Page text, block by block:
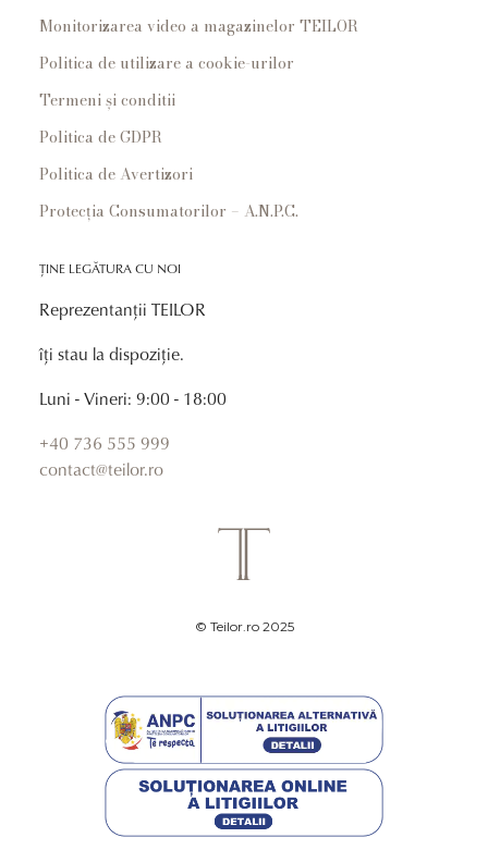
Monitorizarea video a magazinelor TEILOR
Politica de utilizare a cookie-urilor
Termeni și conditii
Politica de GDPR
Politica de Avertizori
Protecția Consumatorilor – A.N.P.C.
ȚINE LEGĂTURA CU NOI
Reprezentanții TEILOR
îți stau la dispoziție.
Luni - Vineri: 9:00 - 18:00
+40 736 555 999
contact@teilor.ro
© Teilor.ro 2025